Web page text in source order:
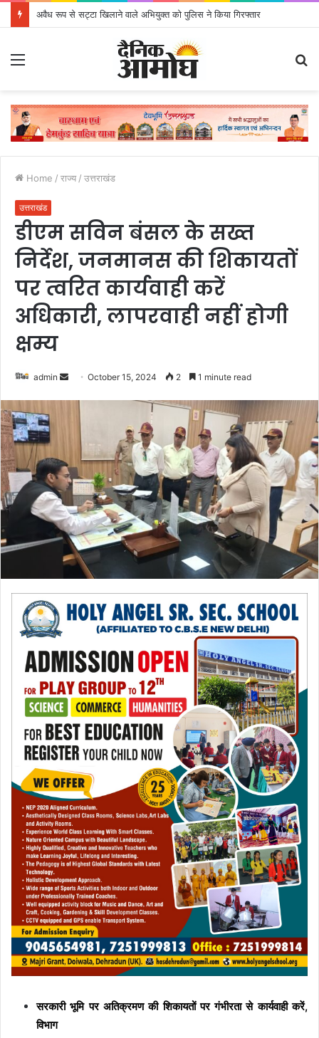
अवैध रूप से सट्टा खिलाने वाले अभियुक्त को पुलिस ने किया गिरफ्तार
Home / राज्य / उत्तराखंड
उत्तराखंड
डीएम सविन बंसल के सख्त
निर्देश, जनमानस की शिकायतों
पर त्वरित कार्यवाही करें
अधिकारी, लापरवाही नहीं होगी
क्षम्य
admin
e
m
a
i
l
October 15, 2024 2 1 minute read
सरकारी भूमि पर अतिक्रमण की शिकायतों पर गंभीरता से कार्यवाही करें,
विभाग